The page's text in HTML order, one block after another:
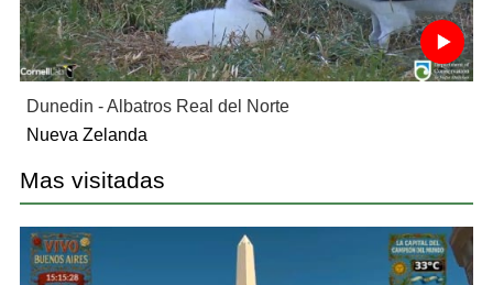
Dunedin - Albatros Real del Norte
Nueva Zelanda
Mas visitadas